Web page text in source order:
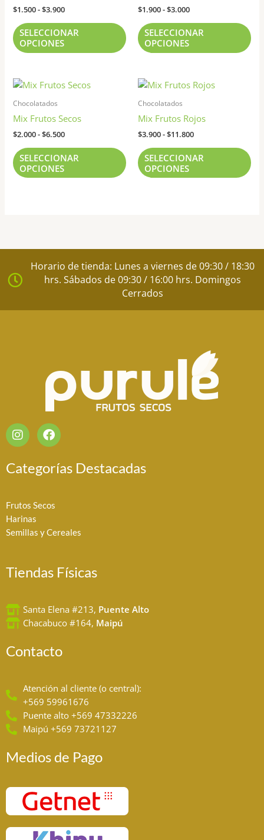
$1.500-$3.900
SELECCIONAR
OPCIONES
página
de
producto
$1.900-$3.000
SELECCIONAR
OPCIONES
de
Chocolatados
Mix Frutos Secos
$2.000-$6.500
Rango
$2.000
hasta
SELECCIONAR
OPCIONES
Este
producto
múltiples
variantes.
opciones
página
producto
Chocolatados
Mix Frutos Rojos
$3.900-$11.800
Rango
$3.900
hasta
SELECCIONAR
OPCIONES
de
Horario de tienda: Lunes a viernes de 09:30 / 18:30
hrs. Sábados de 09:30 / 16:00 hrs. Domingos
Cerrados
I
n
s
t
a
r
a
m
F
a
c
e
b
k
Categorías Destacadas
Frutos Secos
Harinas
Semillas y Cereales
Tiendas Físicas
Santa Elena #213, Puente Alto
Chacabuco #164, Maipú
Contacto
Atención al cliente (o central):
+569 59961676
Puente alto +569 47332226
Maipú +569 73721127
Medios de Pago